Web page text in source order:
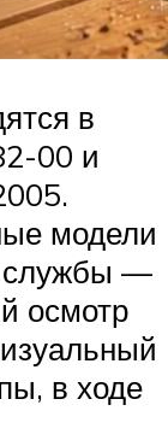
в
00 и
модели
службы —
осмотр
в ходе